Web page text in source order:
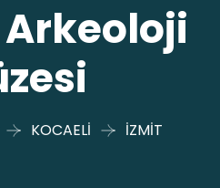
KOCAELİ İZMİT